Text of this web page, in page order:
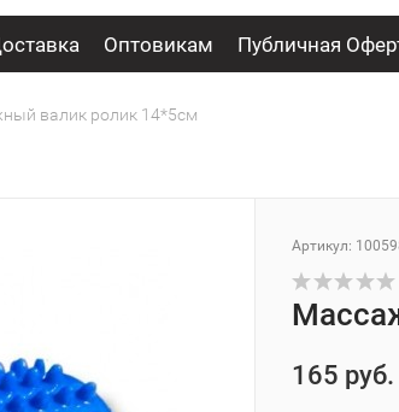
Оптовикам Публичная
валик ролик 14*5см
Артикул:
165 руб.